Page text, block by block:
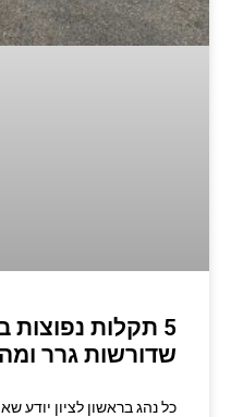
5 תקלות נפוצות
שדורשות גרר
כל נהג בראשון לציון יודע